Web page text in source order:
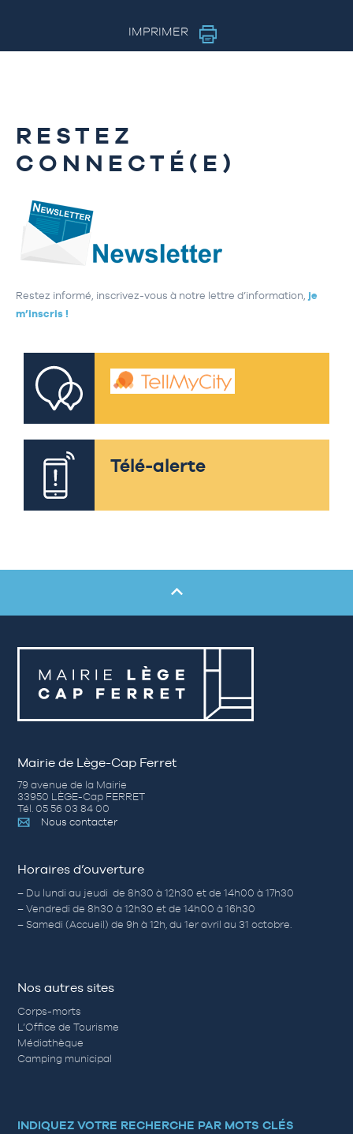
IMPRIMER
RESTEZ
CONNECTÉ(E)
Restez informé, inscrivez-vous à notre lettre d’information, je
m’inscris !
Télé-alerte
Mairie de Lège-Cap Ferret
79 avenue de la Mairie
33950 LÈGE-Cap FERRET
Tél. 05 56 03 84 00
Nous contacter
Horaires d’ouverture
– Du lundi au jeudi de 8h30 à 12h30 et de 14h00 à 17h30
– Vendredi de 8h30 à 12h30 et de 14h00 à 16h30
– Samedi (Accueil) de 9h à 12h, du 1er avril au 31 octobre.
Nos autres sites
Corps-morts
L’Office de Tourisme
Médiathèque
Camping municipal
INDIQUEZ VOTRE RECHERCHE PAR MOTS CLÉS